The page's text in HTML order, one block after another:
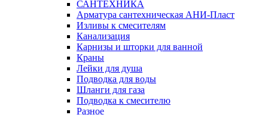
САНТЕХНИКА
Арматура сантехническая АНИ-Пласт
Изливы к смесителям
Канализация
Карнизы и шторки для ванной
Краны
Лейки для душа
Подводка для воды
Шланги для газа
Подводка к смесителю
Разное